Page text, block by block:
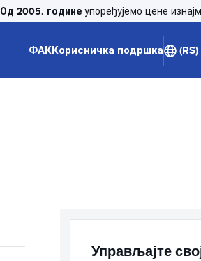
Од 2005. године упоређујемо цене
ФАККорисничка подршка (RS)
Управљајте